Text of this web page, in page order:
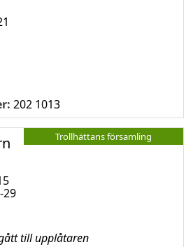
202 1013
Trollhättans församling
29
till upplåtaren